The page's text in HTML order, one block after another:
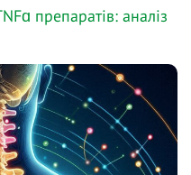
препаратів: аналіз